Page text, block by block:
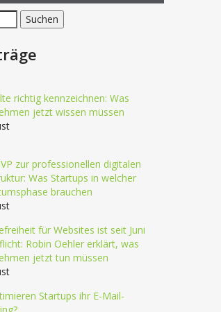
richtig kennzeichnen: Was
jetzt wissen müssen
zur professionellen digitalen
Was Startups in welcher
brauchen
für Websites ist seit Juni
Robin Oehler erklärt, was
jetzt tun müssen
Startups ihr E-Mail-